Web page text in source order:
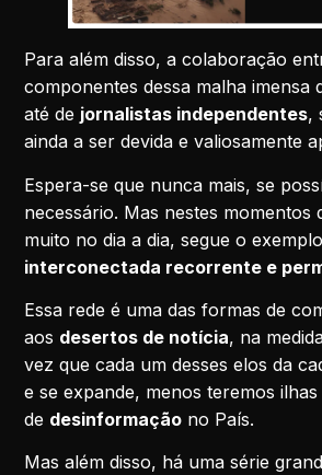
Para além disso, a colaboração
componentes dessa malha imensa
até de jornalistas independentes,
ainda a ser devida e valiosamente
Espera-se que nunca mais, se
necessário. Mas nestes momentos
muito no dia a dia, segue o
interconectada recorrente e
Essa rede é uma das formas de
aos desertos de notícia, na
vez que cada um desses elos da
e se expande, menos teremos ilhas
de desinformação no País.
Mas além disso, há uma série